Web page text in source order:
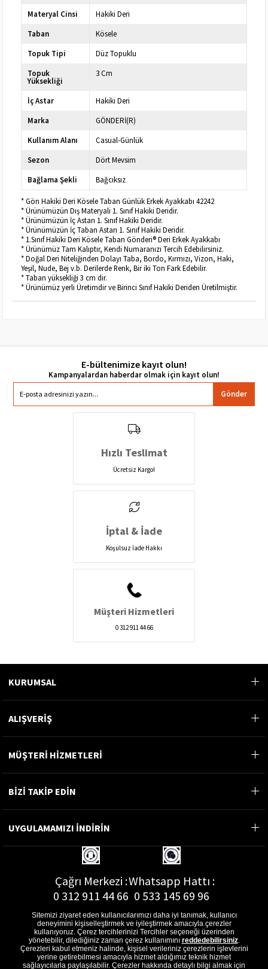
Materyal Cinsi
Hakiki Deri
Taban
Kösele
Topuk Tipi
Düz Topuklu
Topuk
Yüksekliği
3 Cm
İç Astar
Hakiki Deri
Marka
GÖNDERİ(R)
Kullanım Alanı
Casual-Günlük
Sezon
Dört Mevsim
Bağlama Şekli
Bağcıksız
* Gön Hakiki Deri Kösele Taban Günlük Erkek Ayakkabı 42242
* Ürünümüzün Dış Materyali 1. Sınıf Hakiki Deridir.
* Ürünümüzün İç Astarı 1. Sınıf Hakiki Deridir.
* Ürünümüzün İç Taban Astarı 1. Sınıf Hakiki Deridir.
* 1.Sınıf Hakiki Deri Kösele Taban Gönderi® Deri Erkek Ayakkabı
* Ürünümüz Tam Kalıptır, Kendi Numaranızı Tercih Edebilirsiniz.
* Doğal Deri Niteliğinden Dolayı Taba, Bordo, Kırmızı, Vizon, Haki,
Yeşil, Nude, Bej v.b. Derilerde Renk, Bir iki Ton Fark Edebilir.
* Taban yüksekliği 3 cm dir.
* Ürünümüz yerli Üretimdir ve Birinci Sınıf Hakiki Deriden Üretilmiştir.
E-bültenimize kayıt olun!
Gönder
Hızlı Teslimat
Ücretsiz Kargo!
İptal & İade
Koşulsuz İade Hakkı
Müşteri Hizmetleri
0 312 911 44 66
KURUMSAL
ALIŞVERİŞ
MÜŞTERİ HİZMETLERİ
BİZİ TAKİP EDİN
UYGULAMAMIZI İNDİRİN
Çağrı Merkezi :
0 312 911 44 66
Whatsapp Hattı :
0 533 145 69 96
E-Posta Adresi :
musterihizmetleri@gon.com.tr
Sitemizi ziyaret eden kullanıcılarımızı daha iyi tanımak, kullanıcı
deneyimini kişiselleştirmek ve iyileştirmek amacıyla çerezler
kullanıyoruz. Çerez tercihlerinizi Tercihler seçeneği üzerinden
yönetebilir, dilediğiniz zaman çerez kullanımını reddedebilirsiniz.
Çerezleri kabul etmeniz halinde, kişisel verileriniz çerezlerin işlevlerini
yerine getirebilmesi amacıyla hizmet aldığımız teknik hizmet
sağlayıcılarla paylaşılabilir. Çerezler hakkında detaylı bilgi almak için